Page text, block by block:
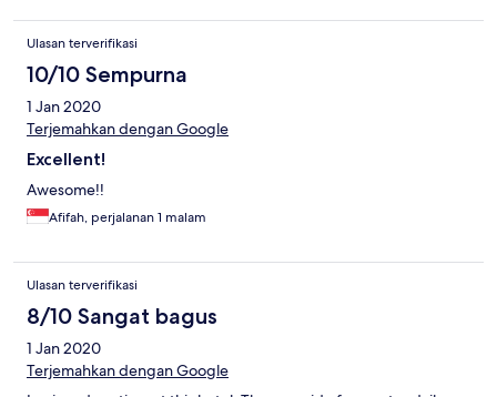
payment in Englis", "Please call to the front desk", they
alwayreply, "Please wait 15minutes". You should know this hotel
located longer than 2 hour drive from city center and it surely let
you tired. The time for check in truly damages everyone. Wi-Fi is
only at the lobby. Actually they have an Wi-Fi equipment for the
guest rooms but they are not working. If you need Wi-Fi, you
Ulasan terverifikasi
10/10 Sempurna
1 Jan 2020
Terjemahkan dengan Google
Excellent!
Awesome!!
Afifah, perjalanan 1 malam
Ulasan terverifikasi
8/10 Sangat bagus
1 Jan 2020
Terjemahkan dengan Google